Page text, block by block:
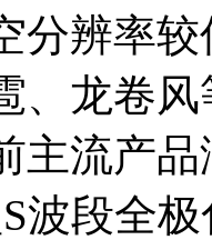
分辨率
、龙卷
主流产
波段全